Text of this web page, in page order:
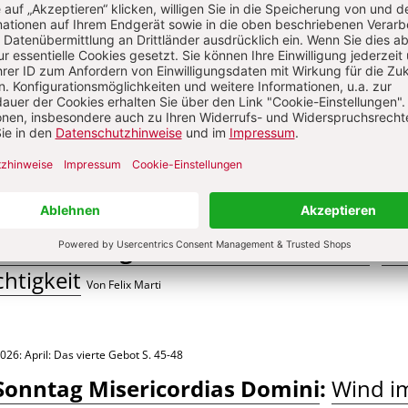
Marx
April: Das vierte Gebot
Sonntag Misericordias Domini
Von Felix Marti
April: Das vierte Gebot S. 45-48
Misericordias Domini: Wind